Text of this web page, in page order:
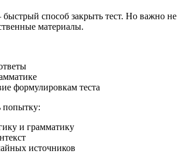
способ закрыть тест. Но важно не
материалы.
формулировкам теста
попытку:
и грамматику
источников